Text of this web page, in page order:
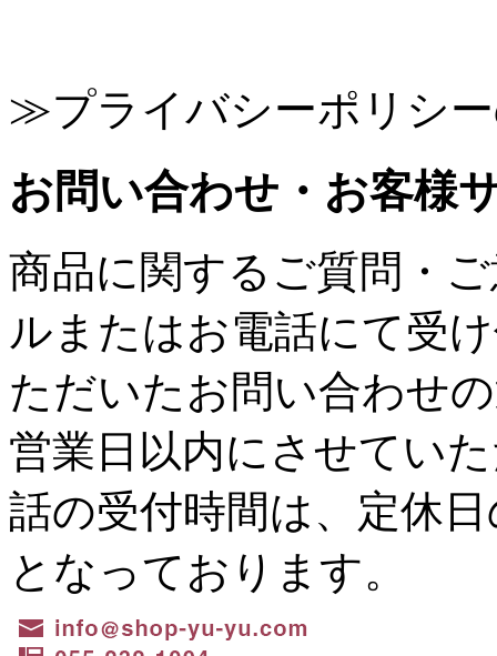
≫プライバシーポリシ
お問い合わせ・お客様
商品に関するご質問・
ルまたはお電話にて受
ただいたお問い合わせ
営業日以内にさせてい
話の受付時間は、定休
となっております。